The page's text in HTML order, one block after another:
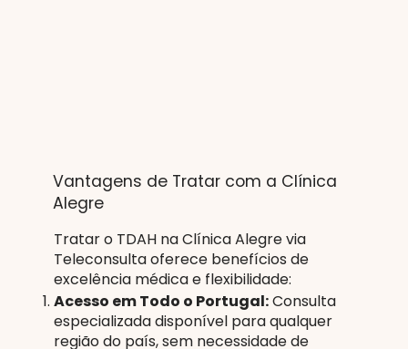
Vantagens de Tratar com a Clínica
Alegre
Tratar o TDAH na Clínica Alegre via
Teleconsulta oferece benefícios de
excelência médica e flexibilidade:
Acesso em Todo o Portugal:Consulta
especializada disponível para qualquer
região do país, sem necessidade de